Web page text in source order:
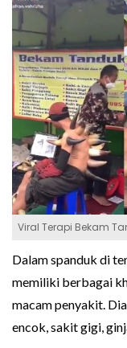
Viral Terapi Bekam
Dalam spanduk di
memiliki berbagai
macam penyakit.
encok, sakit gigi,